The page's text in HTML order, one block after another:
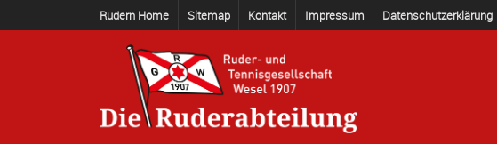
Rudern Home Sitemap Kontakt Impressum Datenschutzerklärung